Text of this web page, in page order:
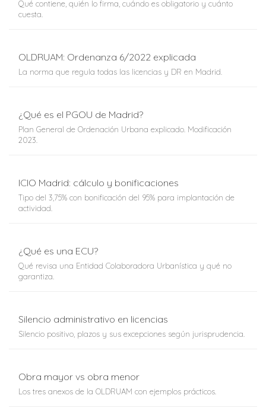
Qué contiene, quién lo firma, cuándo es obligatorio y cuánto
cuesta.
OLDRUAM: Ordenanza 6/2022 explicada
La norma que regula todas las licencias y DR en Madrid.
¿Qué es el PGOU de Madrid?
Plan General de Ordenación Urbana explicado. Modificación
2023.
ICIO Madrid: cálculo y bonificaciones
Tipo del 3,75% con bonificación del 95% para implantación de
actividad.
¿Qué es una ECU?
Qué revisa una Entidad Colaboradora Urbanística y qué no
garantiza.
Silencio administrativo en licencias
Silencio positivo, plazos y sus excepciones según jurisprudencia.
Obra mayor vs obra menor
Los tres anexos de la OLDRUAM con ejemplos prácticos.